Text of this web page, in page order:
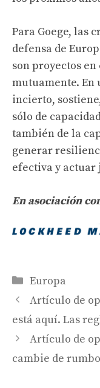
Para Goege, las
defensa de
son proyectos
mutuamente. En
incierto,
sólo de
también de la
generar
efectiva y actuar
En asociación
Categories
Europa
Artículo de
está aquí. Las
Artículo de
cambie de